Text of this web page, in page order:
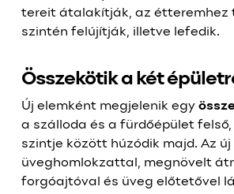
tereit átalakítják, az étteremhez
szintén felújítják, illetve lefedik.
Összekötik a két
Új elemként megjelenik egy
a szálloda és a fürdőépület felső,
szintje között húzódik majd. Az
üveghomlokzattal, megnövelt
forgóajtóval és üveg előtetővel